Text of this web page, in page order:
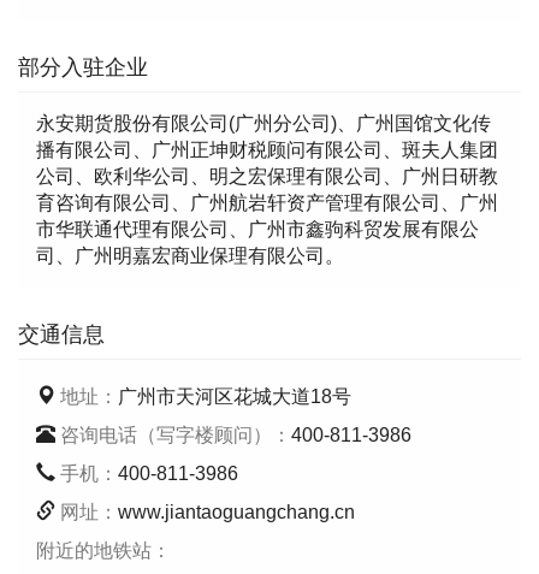
部分入驻企业
永安期货股份有限公司(广州分公司)、广州国馆文化传
播有限公司、广州正坤财税顾问有限公司、斑夫人集团
公司、欧利华公司、明之宏保理有限公司、广州日研教
育咨询有限公司、广州航岩轩资产管理有限公司、广州
市华联通代理有限公司、广州市鑫驹科贸发展有限公
司、广州明嘉宏商业保理有限公司。
交通信息
地址： 广州市天河区花城大道18号
咨询电话（写字楼顾问）： 400-811-3986
手机： 400-811-3986
网址： www.jiantaoguangchang.cn
附近的地铁站：